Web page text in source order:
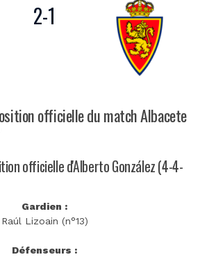
2-1
officielle du match Albacete
officielle d'Alberto González (4-4-
Gardien :
Raúl Lizoain (n°13)
Défenseurs :